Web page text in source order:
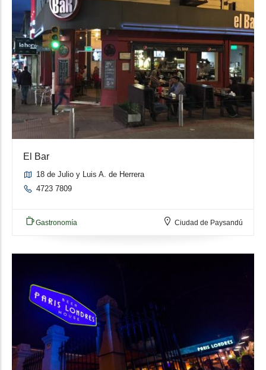
El Bar
18 de Julio y Luis A. de Herrera
4723 7809
Gastronomía Ciudad de Paysandú